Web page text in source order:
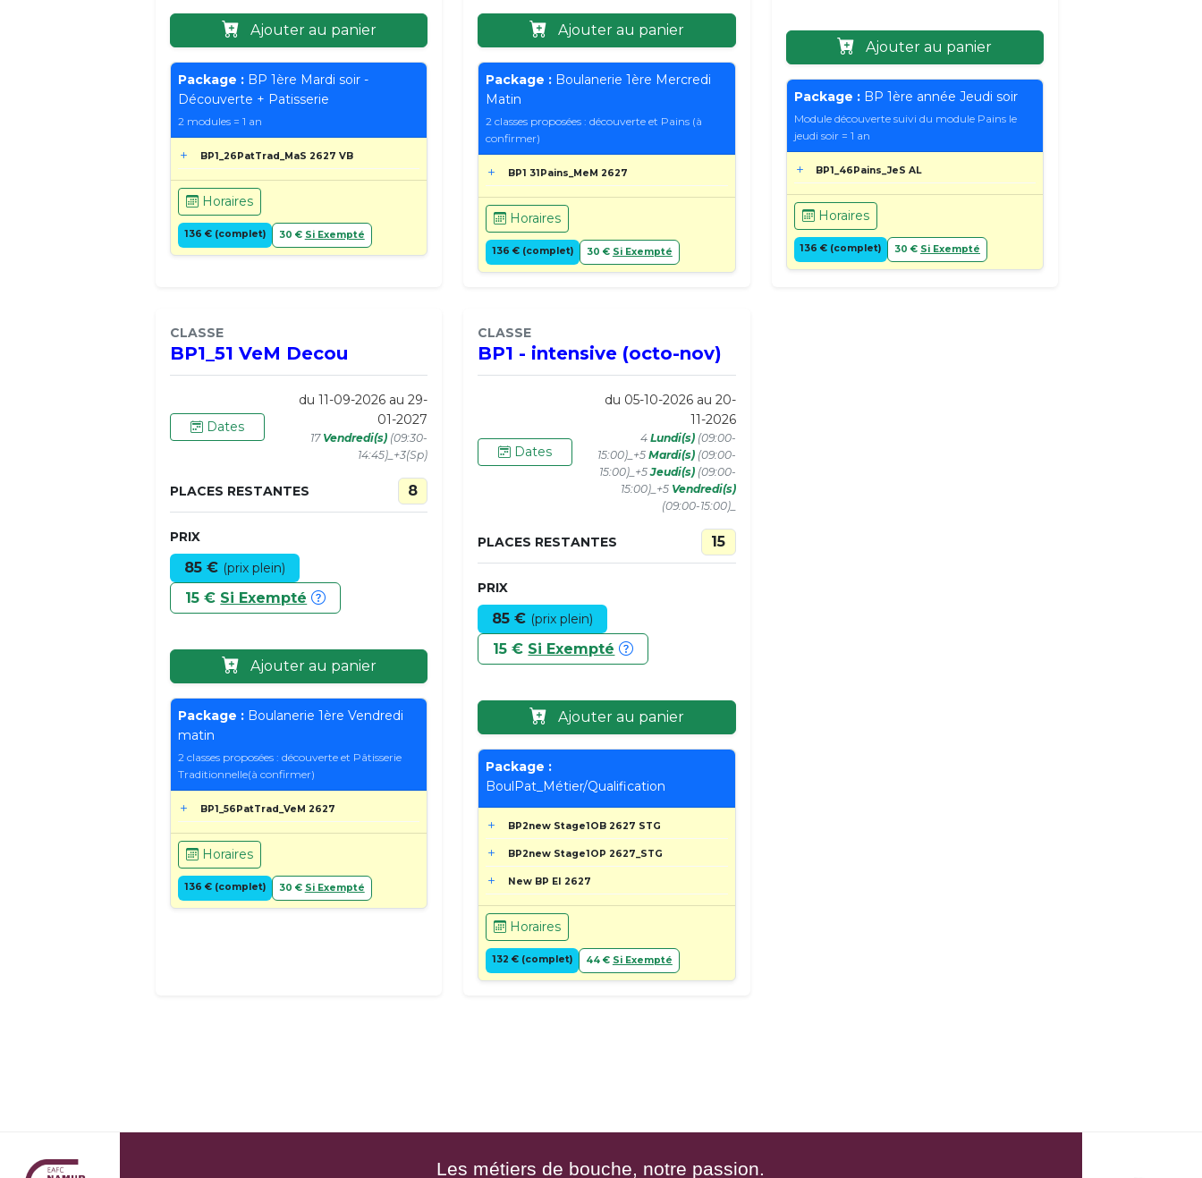
Ajouter au panier
Package : BP 1ère Mardi soir -
Découverte + Patisserie
2 modules = 1 an
BP1_26PatTrad_MaS 2627 VB
Horaires
136 € (complet) 30 € Si Exempté
Ajouter au panier
Package : Boulanerie 1ère Mercredi
Matin
2 classes proposées : découverte et Pains (à
confirmer)
BP1 31Pains_MeM 2627
Horaires
136 € (complet) 30 € Si Exempté
Ajouter au panier
Package :BP 1ère année Jeudi soir
Module découverte suivi du module Pains le
jeudi soir = 1 an
BP1_46Pains_JeS AL
Horaires
136 € (complet) 30 € Si Exempté
CLASSE
BP1_51 VeM Decou
Dates
du 11-09-2026 au 29-
01-2027
17 Vendredi(s) (09:30-
14:45)_+3(Sp)
PLACES RESTANTES 8
PRIX
85 € (prix plein)
15 € Si Exempté
Ajouter au panier
Package : Boulanerie 1ère Vendredi
matin
2 classes proposées : découverte et Pâtisserie
Traditionnelle(à confirmer)
BP1_56PatTrad_VeM 2627
Horaires
136 € (complet) 30 € Si Exempté
CLASSE
BP1 - intensive (octo-nov)
Dates
du 05-10-2026 au 20-
11-2026
4 Lundi(s)(09:00-
15:00)_+5 Mardi(s)(09:00-
15:00)_+5Jeudi(s)(09:00-
15:00)_+5 Vendredi(s)
(09:00-15:00)_
PLACES RESTANTES 15
PRIX
85 € (prix plein)
15 € Si Exempté
Ajouter au panier
Package :
BoulPat_Métier/Qualification
BP2new Stage1OB 2627 STG
BP2new Stage1OP 2627_STG
New BP EI 2627
Horaires
132 € (complet) 44 € Si Exempté
Les métiers de bouche, notre passion.